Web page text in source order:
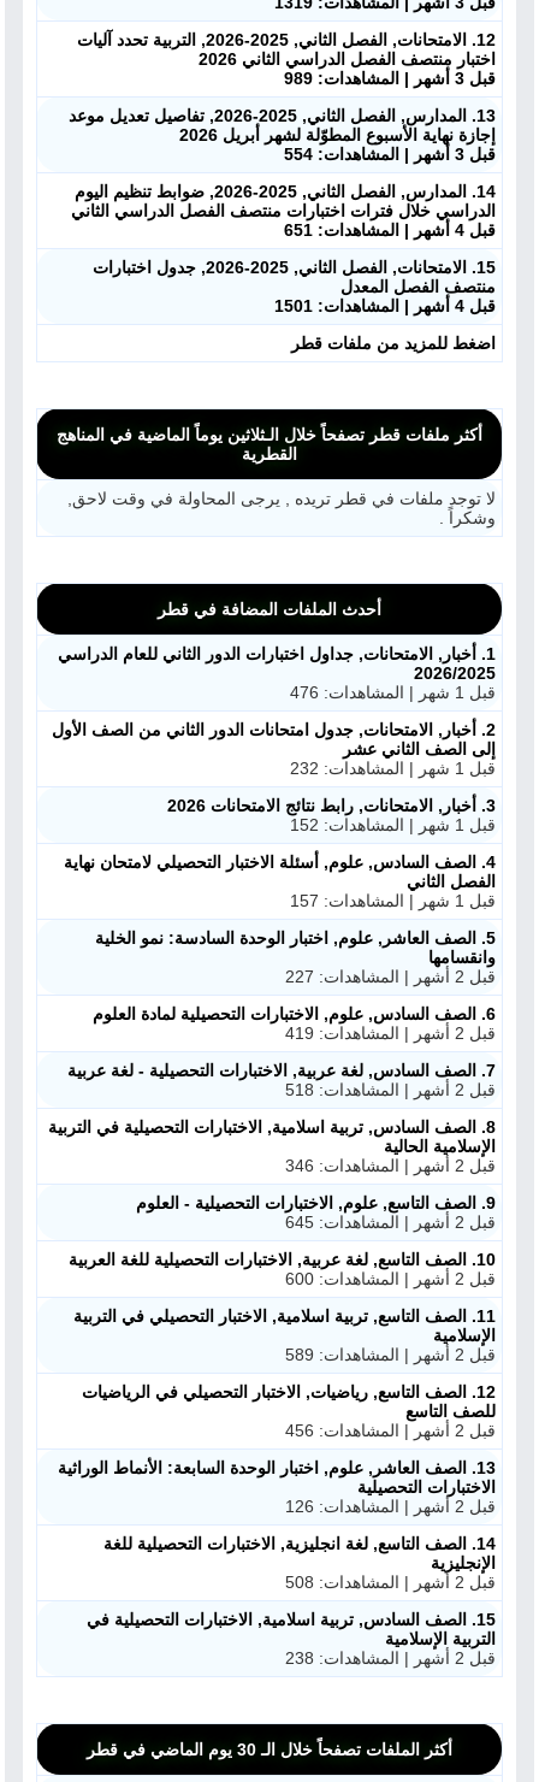
12. الامتحانات, الفصل الثاني, 2025-2026, التربية تحدد آليات
اختبار منتصف الفصل الدراسي الثاني 2026
قبل 3 أشهر | المشاهدات: 989
13. المدارس, الفصل الثاني, 2025-2026, تفاصيل تعديل موعد
إجازة نهاية الأسبوع المطوّلة لشهر أبريل 2026
قبل 3 أشهر | المشاهدات: 554
14. المدارس, الفصل الثاني, 2025-2026, ضوابط تنظيم اليوم
الدراسي خلال فترات اختبارات منتصف الفصل الدراسي الثاني
قبل 4 أشهر | المشاهدات: 651
15. الامتحانات, الفصل الثاني, 2025-2026, جدول اختبارات
منتصف الفصل المعدل
قبل 4 أشهر | المشاهدات: 1501
اضغط للمزيد من ملفات قطر
أكثر ملفات قطر تصفحاً خلال الـثلاثين يوماً الماضية في المناهج
القطرية
لا توجد ملفات في قطر تريده , يرجى المحاولة في وقت لاحق,
وشكراً .
أحدث الملفات المضافة في قطر
1. أخبار, الامتحانات, جداول اختبارات الدور الثاني للعام الدراسي
2026/2025
قبل 1 شهر | المشاهدات: 476
2. أخبار, الامتحانات, جدول امتحانات الدور الثاني من الصف الأول
إلى الصف الثاني عشر
قبل 1 شهر | المشاهدات: 232
3. أخبار, الامتحانات, رابط نتائج الامتحانات 2026
قبل 1 شهر | المشاهدات: 152
4. الصف السادس, علوم, أسئلة الاختبار التحصيلي لامتحان نهاية
الفصل الثاني
قبل 1 شهر | المشاهدات: 157
5. الصف العاشر, علوم, اختبار الوحدة السادسة: نمو الخلية
وانقسامها
قبل 2 أشهر | المشاهدات: 227
6. الصف السادس, علوم, الاختبارات التحصيلية لمادة العلوم
قبل 2 أشهر | المشاهدات: 419
7. الصف السادس, لغة عربية, الاختبارات التحصيلية - لغة عربية
قبل 2 أشهر | المشاهدات: 518
8. الصف السادس, تربية اسلامية, الاختبارات التحصيلية في التربية
الإسلامية الحالية
قبل 2 أشهر | المشاهدات: 346
9. الصف التاسع, علوم, الاختبارات التحصيلية - العلوم
قبل 2 أشهر | المشاهدات: 645
10. الصف التاسع, لغة عربية, الاختبارات التحصيلية للغة العربية
قبل 2 أشهر | المشاهدات: 600
11. الصف التاسع, تربية اسلامية, الاختبار التحصيلي في التربية
الإسلامية
قبل 2 أشهر | المشاهدات: 589
12. الصف التاسع, رياضيات, الاختبار التحصيلي في الرياضيات
للصف التاسع
قبل 2 أشهر | المشاهدات: 456
13. الصف العاشر, علوم, اختبار الوحدة السابعة: الأنماط الوراثية
الاختبارات التحصيلية
قبل 2 أشهر | المشاهدات: 126
14. الصف التاسع, لغة انجليزية, الاختبارات التحصيلية للغة
الإنجليزية
قبل 2 أشهر | المشاهدات: 508
15. الصف السادس, تربية اسلامية, الاختبارات التحصيلية في
التربية الإسلامية
قبل 2 أشهر | المشاهدات: 238
أكثر الملفات تصفحاً خلال الـ 30 يوم الماضي في قطر